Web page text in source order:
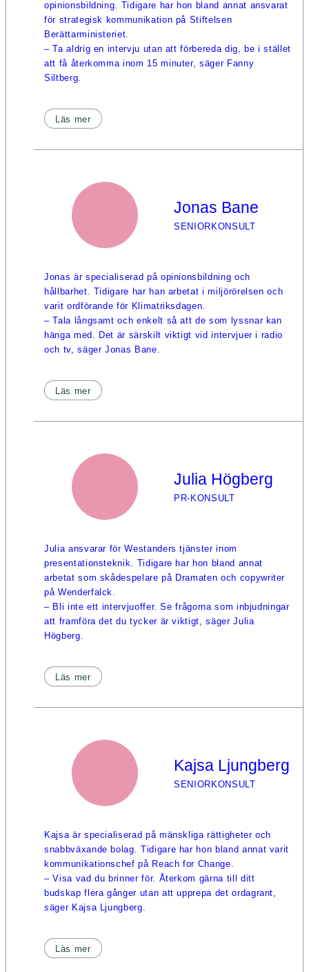
opinionsbildning. Tidigare har hon bland annat ansvarat
för strategisk kommunikation på Stiftelsen
Berättarministeriet.
– Ta aldrig en intervju utan att förbereda dig, be i stället
att få återkomma inom 15 minuter, säger Fanny
Siltberg.
Läs mer
Jonas Bane
SENIORKONSULT
Jonas är specialiserad på opinionsbildning och
hållbarhet. Tidigare har han arbetat i miljörörelsen och
varit ordförande för Klimatriksdagen.
– Tala långsamt och enkelt så att de som lyssnar kan
hänga med. Det är särskilt viktigt vid intervjuer i radio
och tv, säger Jonas Bane.
Läs mer
Julia Högberg
PR-KONSULT
Julia ansvarar för Westanders tjänster inom
presentationsteknik. Tidigare har hon bland annat
arbetat som skådespelare på Dramaten och copywriter
på Wenderfalck.
– Bli inte ett intervjuoffer. Se frågorna som inbjudningar
att framföra det du tycker är viktigt, säger Julia
Högberg.
Läs mer
Kajsa Ljungberg
SENIORKONSULT
Kajsa är specialiserad på mänskliga rättigheter och
snabbväxande bolag. Tidigare har hon bland annat varit
kommunikationschef på Reach for Change.
– Visa vad du brinner för. Återkom gärna till ditt
budskap flera gånger utan att upprepa det ordagrant,
säger Kajsa Ljungberg.
Läs mer